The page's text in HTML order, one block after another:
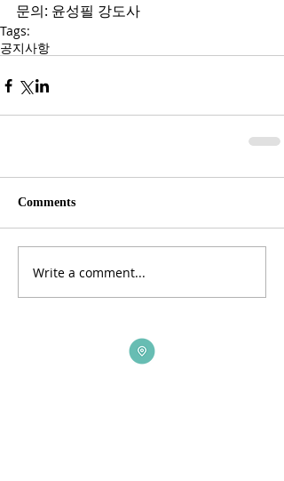
문의: 윤성필 강도사
Tags:
공지사항
Comments
Write a comment...